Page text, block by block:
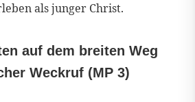
als junger Christ.
auf dem breiten Weg
Weckruf (MP 3)